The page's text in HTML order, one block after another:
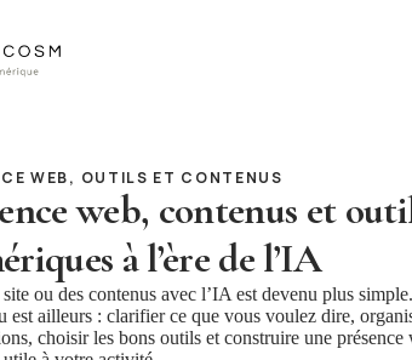
WEB, OUTILS ET CONTENUS
web, contenus et
à l’ère de l’IA
ou des contenus avec l’IA est devenu plus
est ailleurs : clarifier ce que vous voulez dire,
choisir les bons outils et construire une présence